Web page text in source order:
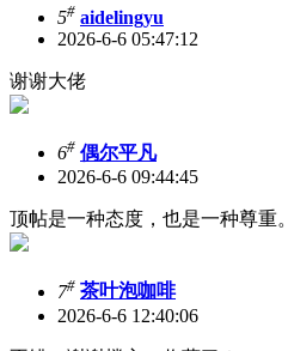
5# aidelingyu
2026-6-6 05:47:12
谢谢大佬
6# 偶尔平凡
2026-6-6 09:44:45
顶帖是一种态度，也是一种尊重。
7# 茶叶泡咖啡
2026-6-6 12:40:06